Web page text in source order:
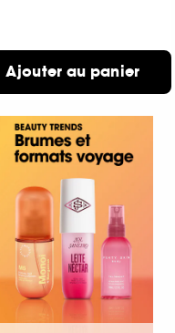
Ajouter au panier